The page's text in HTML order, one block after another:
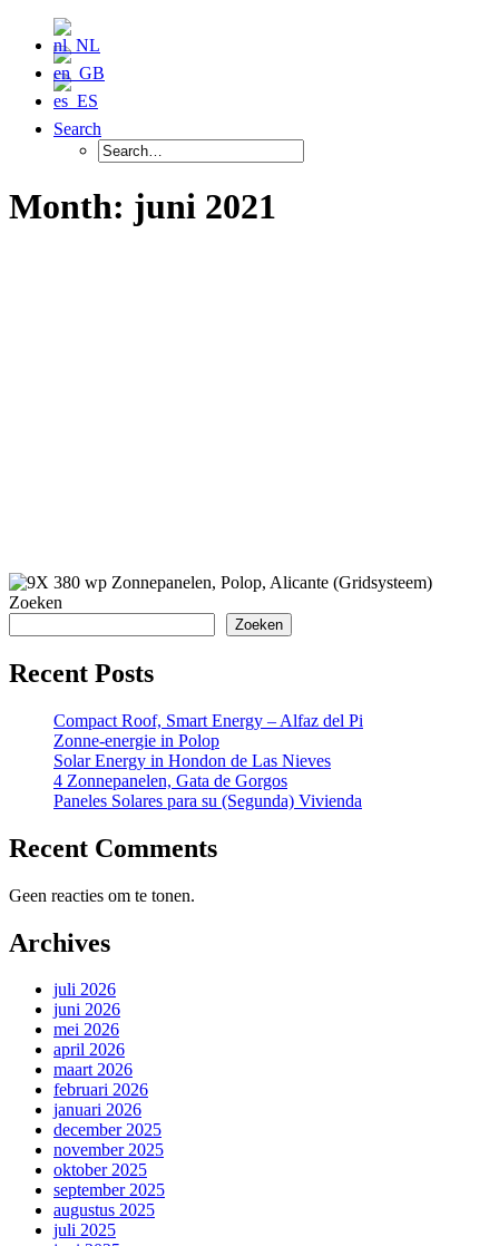
Search
Month: juni 2021
Zoeken
Zoeken
Recent Posts
Compact Roof, Smart Energy – Alfaz del Pi
Zonne-energie in Polop
Solar Energy in Hondon de Las Nieves
4 Zonnepanelen, Gata de Gorgos
Paneles Solares para su (Segunda) Vivienda
Recent Comments
Geen reacties om te tonen.
Archives
juli 2026
juni 2026
mei 2026
april 2026
maart 2026
februari 2026
januari 2026
december 2025
november 2025
oktober 2025
september 2025
augustus 2025
juli 2025